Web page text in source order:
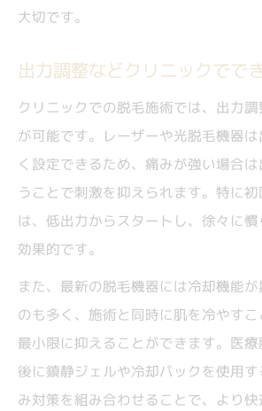
大切です。
出力調整などクリニックでで
クリニックでの脱毛施術では、出力
が可能です。レーザーや光脱毛機器
く設定できるため、痛みが強い場合
うことで刺激を抑えられます。特に
は、低出力からスタートし、徐々に
効果的です。
また、最新の脱毛機器には冷却機能
のも多く、施術と同時に肌を冷やす
最小限に抑えることができます。医
後に鎮静ジェルや冷却パックを使用
み対策を組み合わせることで、より